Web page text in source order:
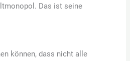
Das ist seine
können, dass nicht alle